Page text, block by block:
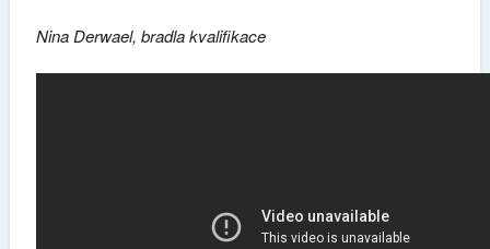
Nina Derwael, bradla kvalifikace